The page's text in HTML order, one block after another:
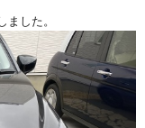
した。